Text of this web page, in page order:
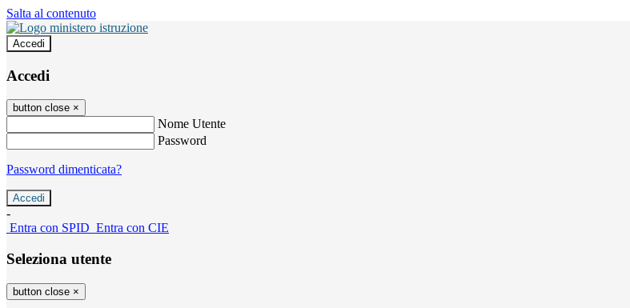
Salta al contenuto
Accedi
Accedi
button close ×
Nome Utente
Password
Password dimenticata?
-
Entra con SPID Entra con CIE
Seleziona utente
button close ×